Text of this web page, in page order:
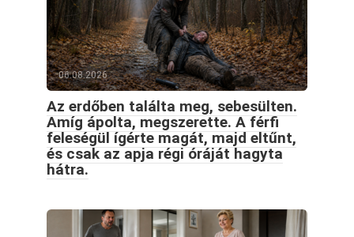
06.08.2026
Az erdőben találta meg, sebesülten.
Amíg ápolta, megszerette. A férfi
feleségül ígérte magát, majd eltűnt,
és csak az apja régi óráját hagyta
hátra.